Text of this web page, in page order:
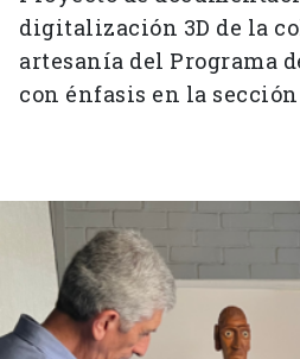
digitalización 3D de la
artesanía del Programa
con énfasis en la